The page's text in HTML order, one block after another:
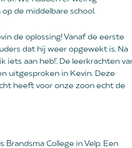
de middelbare school.
de oplossing! Vanaf de eerste
dat hij weer opgewekt is. Na
iets aan heb!'. De leerkrachten
uitgesproken in Kevin. Deze
heeft voor onze zoon echt de
Brandsma College in Velp. Een